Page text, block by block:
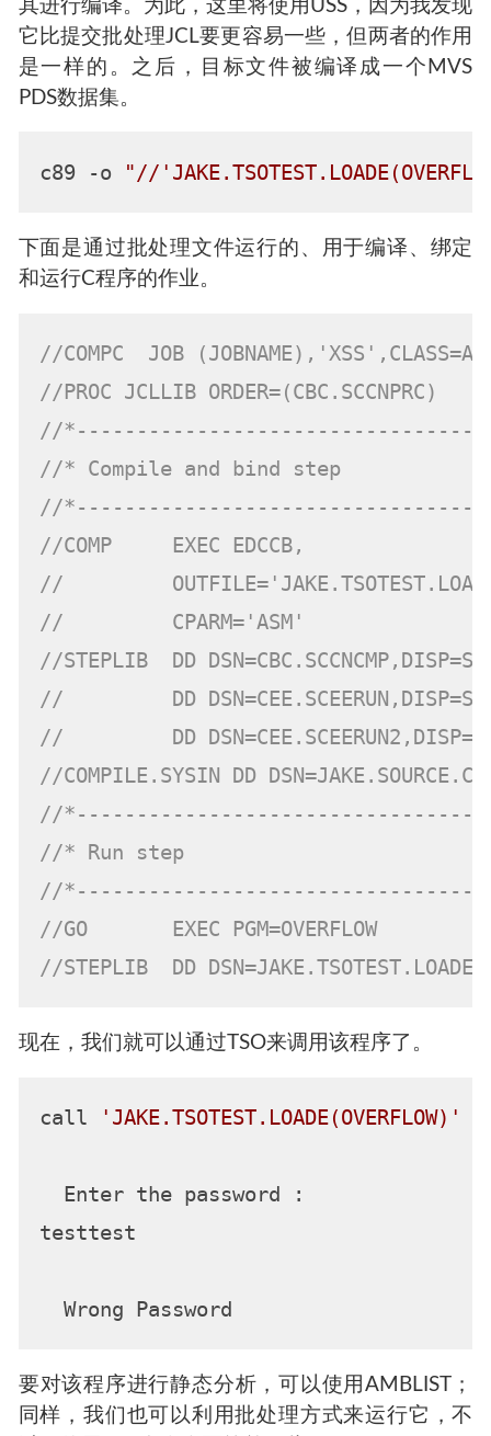
其进行编译。为此，这里将使用USS，因为我发现
它比提交批处理JCL要更容易一些，但两者的作用
是一样的。之后，目标文件被编译成一个MVS
PDS数据集。
c89 -o "//
下面是通过批处理文件运行的、用于编译、绑定
和运行C程序的作业。
//COMPC  JOB
//PROC JCLLIB ORDER=(CBC.SCCNPRC)
//
//* Compile and bind step
//
//COMP     EXEC EDCCB,
//
//         CPARM='ASM'
//STEPLIB  DD
//         DD
//         DD
//COMPILE.SYSIN DD
//
//* Run step
//
//GO       EXEC PGM=OVERFLOW
//STEPLIB  DD
现在，我们就可以通过TSO来调用该程序了。
call 'JAKE.TSOTEST.LOADE(OVERFLOW)'
  Enter the password :
testtest
要对该程序进行静态分析，可以使用AMBLIST；
同样，我们也可以利用批处理方式来运行它，不